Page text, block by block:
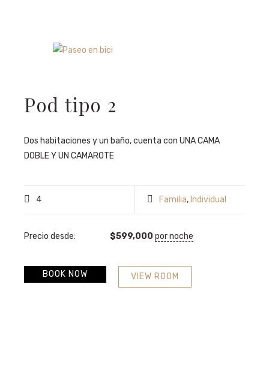
Pod tipo 2
Dos habitaciones y un baño, cuenta con UNA CAMA
DOBLE Y UN CAMAROTE
4 Familia, Individual
Precio desde: $599,000 por noche
VIEW ROOM
BOOK NOW